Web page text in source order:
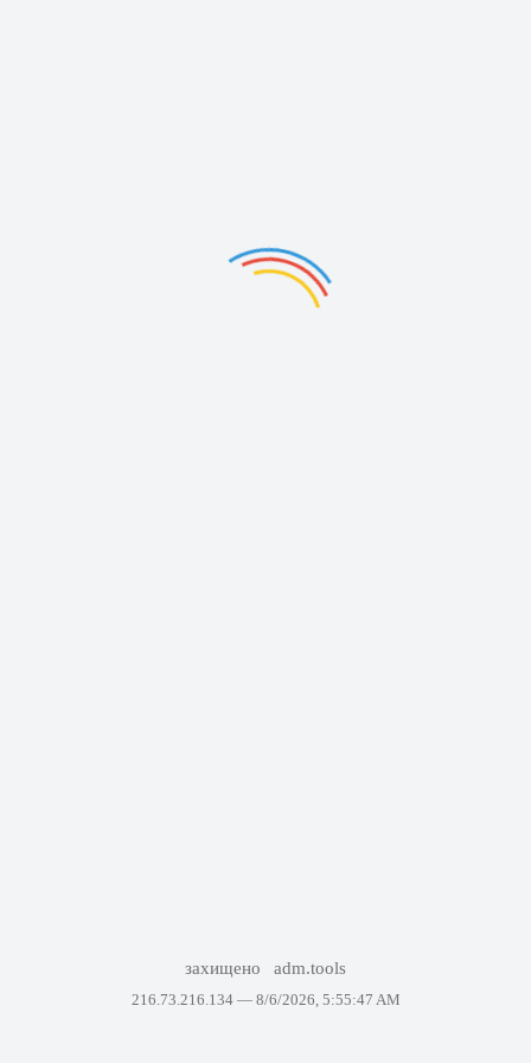
захищено adm.tools
216.73.216.134 — 8/6/2026, 5:55:47 AM